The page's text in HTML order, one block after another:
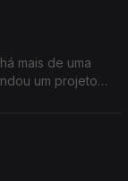
mais de uma
um projeto